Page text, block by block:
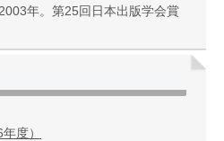
年。第25回日本出版学会賞
度）